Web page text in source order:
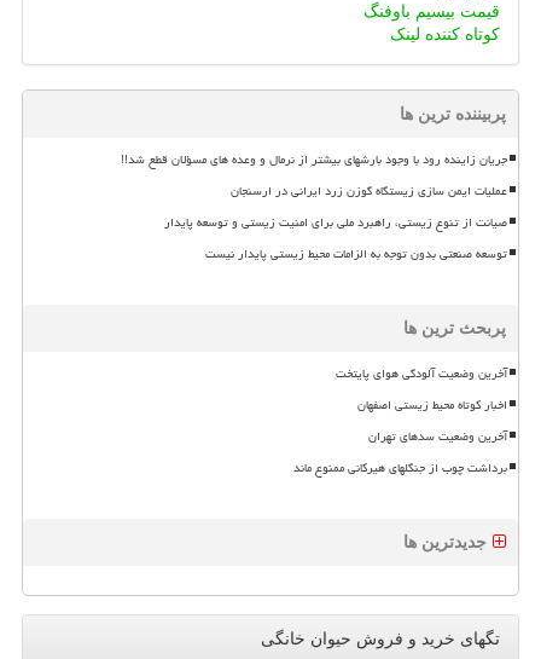
قیمت بیسیم باوفنگ
کوتاه کننده لینک
پربیننده ترین ها
جریان زاینده رود با وجود بارشهای بیشتر از نرمال و وعده های مسؤلان قطع شد!!
عملیات ایمن سازی زیستگاه گوزن زرد ایرانی در ارسنجان
صیانت از تنوع زیستی، راهبرد ملی برای امنیت زیستی و توسعه پایدار
توسعه صنعتی بدون توجه به الزامات محیط زیستی پایدار نیست
پربحث ترین ها
آخرین وضعیت آلودگی هوای پایتخت
اخبار کوتاه محیط زیستی اصفهان
آخرین وضعیت سدهای تهران
برداشت چوب از جنگلهای هیرکانی ممنوع ماند
جدیدترین ها
تگهای خرید و فروش حیوان خانگی